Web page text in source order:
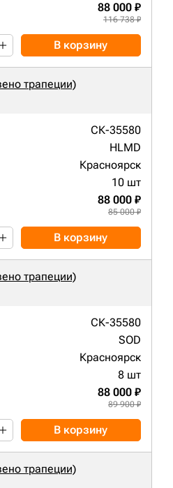
88 000 ₽
116 738 ₽
В корзину
трапеции)
СК-35580
HLMD
Красноярск
10 шт
88 000 ₽
85 000 ₽
В корзину
трапеции)
СК-35580
SOD
Красноярск
8 шт
88 000 ₽
89 900 ₽
В корзину
трапеции)